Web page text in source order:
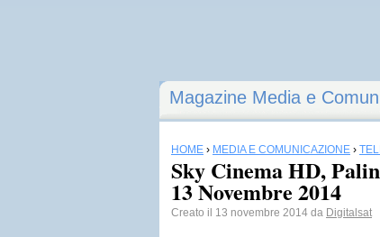
Magazine Media e
HOME › MEDIA E COMUNICAZIONE ›
Sky Cinema HD,
13 Novembre 2014
Creato il 13 novembre 2014 da Digitalsat